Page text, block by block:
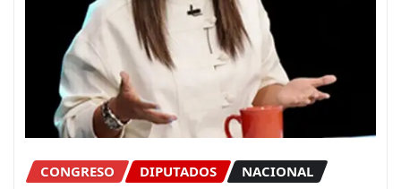
CONGRESO DIPUTADOS NACIONAL